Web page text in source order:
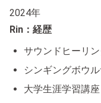
2024年
Rin：経歴
サウンドヒーリ
シンギングボウ
大学生涯学習講